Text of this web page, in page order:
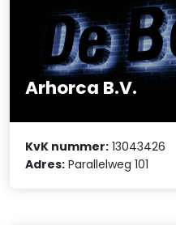
Arhorca B.V.
KvK nummer: 13043426
Adres: Parallelweg 101